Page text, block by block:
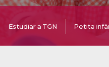
Estudiar a TGN Petita